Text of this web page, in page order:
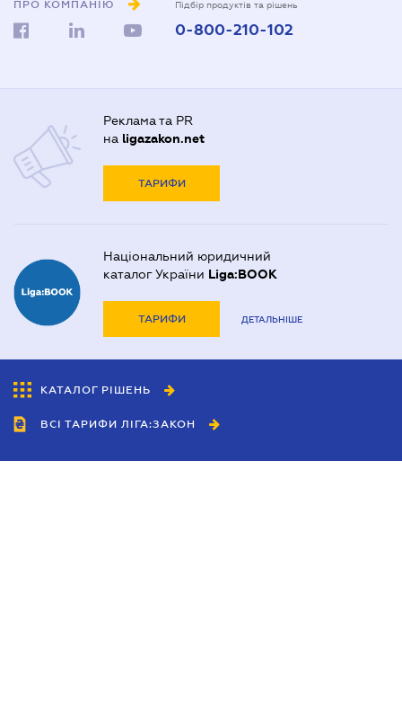
ПРО КОМПАНІЮ Підбір продуктів та рішень
0-800-210-102
Реклама та PR
на ligazakon.net
ТАРИФИ
Національний юридичний
каталог України Liga:BOOK
ТАРИФИ ДЕТАЛЬНІШЕ
КАТАЛОГ РІШЕНЬ
ВСІ ТАРИФИ ЛІГА:ЗАКОН